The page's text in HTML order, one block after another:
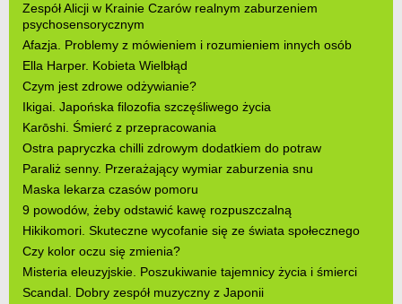
Zespół Alicji w Krainie Czarów realnym zaburzeniem
psychosensorycznym
Afazja. Problemy z mówieniem i rozumieniem innych osób
Ella Harper. Kobieta Wielbłąd
Czym jest zdrowe odżywianie?
Ikigai. Japońska filozofia szczęśliwego życia
Karōshi. Śmierć z przepracowania
Ostra papryczka chilli zdrowym dodatkiem do potraw
Paraliż senny. Przerażający wymiar zaburzenia snu
Maska lekarza czasów pomoru
9 powodów, żeby odstawić kawę rozpuszczalną
Hikikomori. Skuteczne wycofanie się ze świata społecznego
Czy kolor oczu się zmienia?
Misteria eleuzyjskie. Poszukiwanie tajemnicy życia i śmierci
Scandal. Dobry zespół muzyczny z Japonii